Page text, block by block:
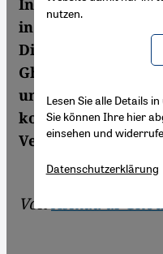
In den
in Gaza ihre
Die
Ghoul erinnert
und thematisiert
kollektive
Verlusts.
VonAsmaa al-
nutzen.
Lesen Sie alle Details
Sie können Ihre hier
einsehen und
Datenschutzerklärung